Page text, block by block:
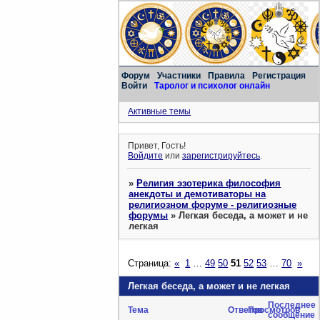
Форум Участники Правила
Регистрация
Войти
Таролог и психолог онлайн
Активные темы
Привет, Гость!
Войдите илизарегистрируйтесь.
»Религия эзотерика философия
анекдоты и демотиваторы на
религиозном форуме - религиозные
форумы »Легкая беседа, а может и не
легкая
Легкая беседа, а может и не легкая
Страница:« 1 49 50 51 52 53 70 »
Тема ОтветовПросмотров
Последнее
сообщение